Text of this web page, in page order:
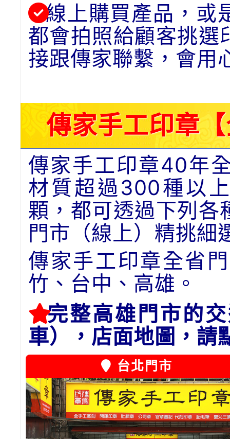
線上購買產品，或
都會拍照給顧客挑選
接跟傳家聯繫，會用
傳家手工印章
傳家手工印章40年
材質超過300種以
顆，都可透過下列各
門市（線上）精挑細
傳家手工印章全省
竹、台中、高雄。
完整高雄門市的
車），店面地圖，請
台北門市